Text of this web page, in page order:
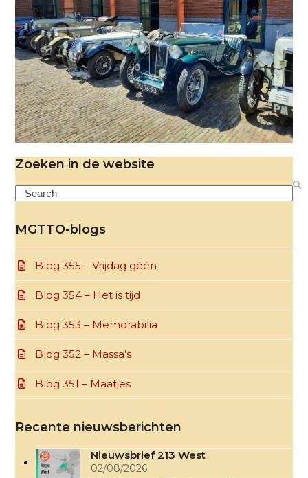
Zoeken in de website
Search
MGTTO-blogs
Blog 355 – Vrijdag géén
Blog 354 – Het is tijd
Blog 353 – Memorabilia
Blog 352 – Massa’s
Blog 351 – Maatjes
Recente nieuwsberichten
Nieuwsbrief 213 West
02/08/2026